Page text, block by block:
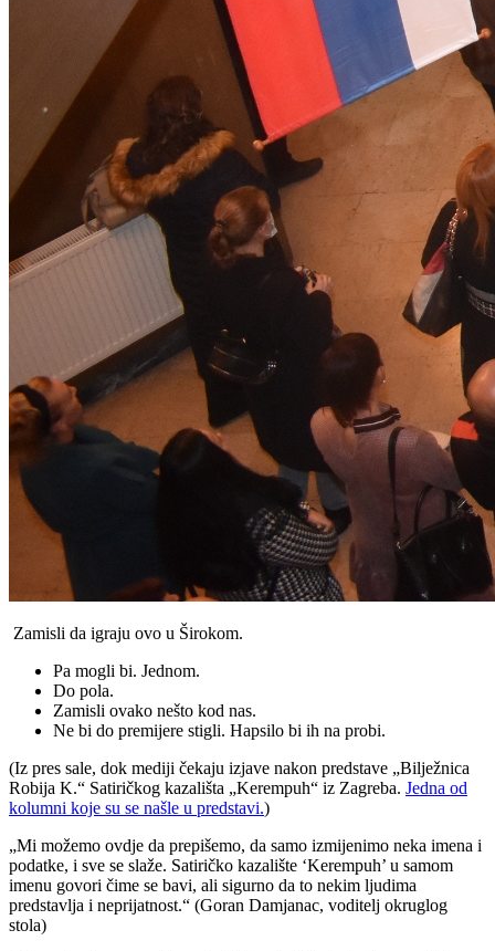
Zamisli da igraju ovo u Širokom.
Pa mogli bi. Jednom.
Do pola.
Zamisli ovako nešto kod nas.
Ne bi do premijere stigli. Hapsilo bi ih na probi.
(Iz pres sale, dok mediji čekaju izjave nakon predstave „Bilježnica
Robija K.“ Satiričkog kazališta „Kerempuh“ iz Zagreba. Jedna od
kolumni koje su se našle u predstavi.)
„Mi možemo ovdje da prepišemo, da samo izmijenimo neka imena i
podatke, i sve se slaže. Satiričko kazalište ‘Kerempuh’ u samom
imenu govori čime se bavi, ali sigurno da to nekim ljudima
predstavlja i neprijatnost.“ (Goran Damjanac, voditelj okruglog
stola)